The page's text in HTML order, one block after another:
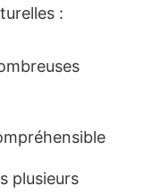
:
plusieurs